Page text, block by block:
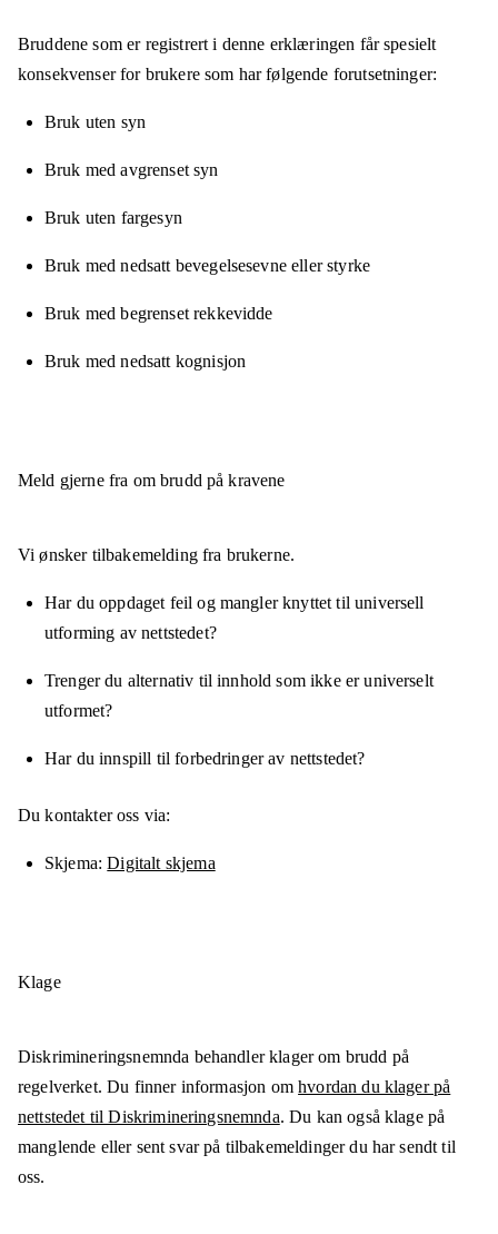
Bruddene som er registrert i denne erklæringen får spesielt
konsekvenser for brukere som har følgende forutsetninger:
Bruk uten syn
Bruk med avgrenset syn
Bruk uten fargesyn
Bruk med nedsatt bevegelsesevne eller styrke
Bruk med begrenset rekkevidde
Bruk med nedsatt kognisjon
Meld gjerne fra om brudd på kravene
Vi ønsker tilbakemelding fra brukerne.
Har du oppdaget feil og mangler knyttet til universell
utforming av nettstedet?
Trenger du alternativ til innhold som ikke er universelt
utformet?
Har du innspill til forbedringer av nettstedet?
Du kontakter oss via:
Skjema Digitalt skjema
Klage
Diskrimineringsnemnda behandler klager om brudd på
regelverket. Du finner informasjon omhvordan du klager på
nettstedet til Diskrimineringsnemnda. Du kan også klage på
manglende eller sent svar på tilbakemeldinger du har sendt til
oss.